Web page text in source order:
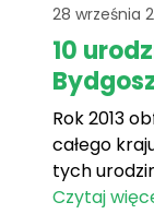
28 września
10
Rok 2013
całego
tych
Czytaj